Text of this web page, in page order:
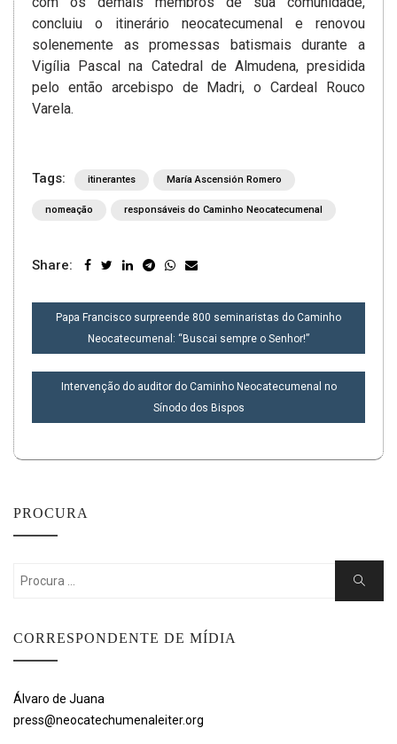
concluiu o itinerário neocatecumenal e renovou
solenemente as promessas batismais durante a
Vigília Pascal na Catedral de Almudena, presidida
pelo então arcebispo de Madri, o Cardeal Rouco
Varela.
Tags: itinerantes María Ascensión Romero
nomeação responsáveis do Caminho Neocatecumenal
Share:
NAVEGAÇÃO
POST
Papa Francisco surpreende 800 seminaristas do Caminho
Neocatecumenal: “Buscai sempre o Senhor!”
Intervenção do auditor do Caminho Neocatecumenal no
Sínodo dos Bispos
PROCURA
Search
Search
CORRESPONDENTE DE MÍDIA
Álvaro de Juana
press@neocatechumenaleiter.org